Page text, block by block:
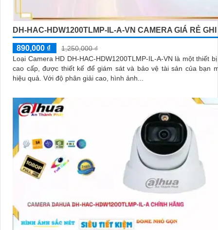
DH-HAC-HDW1200TLMP-IL-A-VN CAMERA GIÁ RẺ
890,000 ₫
1,250,000 ₫
Loại Camera HD DH-HAC-HDW1200TLMP-IL-A-VN là một thiết
cao cấp, được thiết kế để giám sát và bảo vệ tài sản của bạn
hiệu quả. Với độ phân giải cao, hình ảnh...